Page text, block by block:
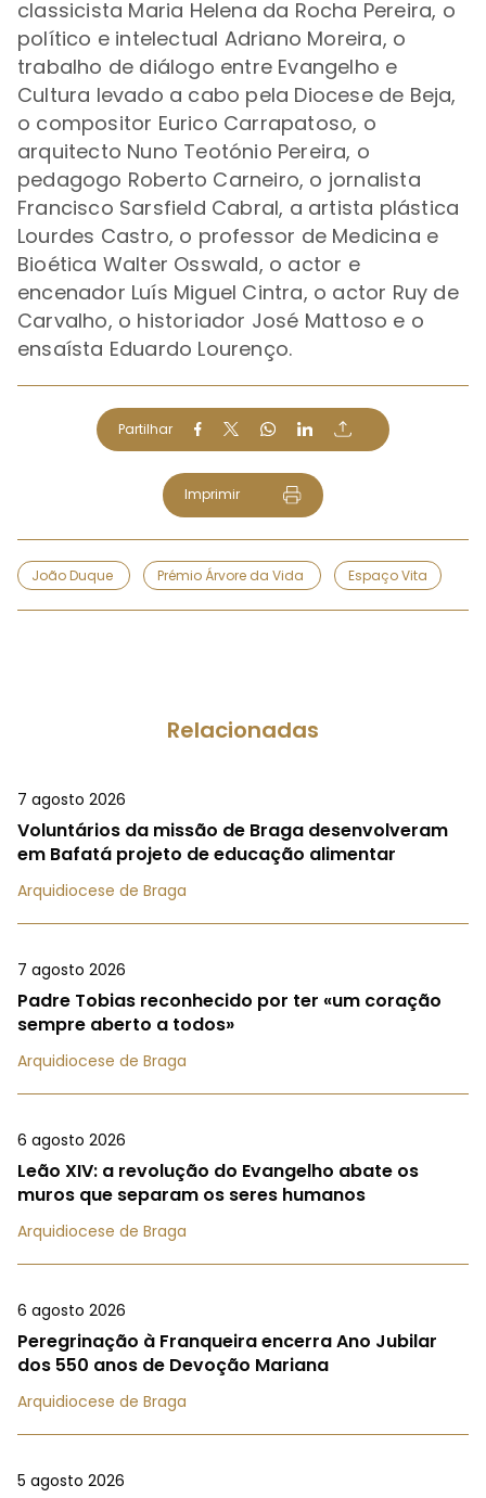
classicista Maria Helena da Rocha Pereira, o
político e intelectual Adriano Moreira, o
trabalho de diálogo entre Evangelho e
Cultura levado a cabo pela Diocese de Beja,
o compositor Eurico Carrapatoso, o
arquitecto Nuno Teotónio Pereira, o
pedagogo Roberto Carneiro, o jornalista
Francisco Sarsfield Cabral, a artista plástica
Lourdes Castro, o professor de Medicina e
Bioética Walter Osswald, o actor e
encenador Luís Miguel Cintra, o actor Ruy de
Carvalho, o historiador José Mattoso e o
ensaísta Eduardo Lourenço.
Partilhar
Imprimir
João Duque Prémio Árvore da Vida Espaço Vita
Relacionadas
7 agosto 2026
Voluntários da missão de Braga desenvolveram
em Bafatá projeto de educação alimentar
Arquidiocese de Braga
7 agosto 2026
Padre Tobias reconhecido por ter «um coração
sempre aberto a todos»
Arquidiocese de Braga
6 agosto 2026
Leão XIV: a revolução do Evangelho abate os
muros que separam os seres humanos
Arquidiocese de Braga
6 agosto 2026
Peregrinação à Franqueira encerra Ano Jubilar
dos 550 anos de Devoção Mariana
Arquidiocese de Braga
5 agosto 2026